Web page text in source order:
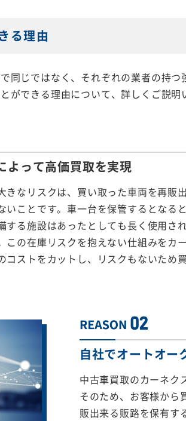
る理由
同じではなく、それぞれの業者の持
ができる理由について、詳しくご説明
よって高価買取を実現
なリスクは、買い取った車両を再販出
いことです。車一台を保管するとなる
する施設はあったとしても長く使用さ
この在庫リスクを抱えない仕組みをカ
コストをカットし、リスクもないため
自社でオートオー
中古車買取のカーネク
そのため、お客様から
販出来る販路を保有す